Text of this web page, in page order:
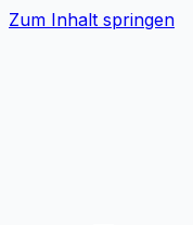
Zum Inhalt springen